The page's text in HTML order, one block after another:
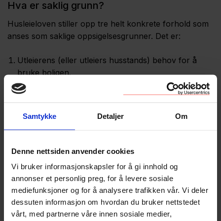
Samtykke Detaljer Om
Denne nettsiden anvender cookies
Vi bruker informasjonskapsler for å gi innhold og
annonser et personlig preg, for å levere sosiale
mediefunksjoner og for å analysere trafikken vår. Vi deler
dessuten informasjon om hvordan du bruker nettstedet
vårt, med partnerne våre innen sosiale medier,
Hva er saklig grunn?
Husleieloven stiller opp tre helt konkrete forhold som
anses som saklige oppsigelsesgrunner. Det er:
Utleierens (eller utleiers husstands) behov for å
bruke boligen.
Riving eller ombygging (i den grad dette berører
boligen slik at det ikke er naturlig at leieforholdet
Ved leieboers mislighold av leieavtalen.
Husleieloven åpner også for at også andre grunner
ønsker å selge leieobjektet, men da kan også årsaken
til salget bli et tema. En oppsigelse må altså være
saklig, men det stilles ikke så sterke krav til det.
Oppsigelsen må også være rimelig, De fleste